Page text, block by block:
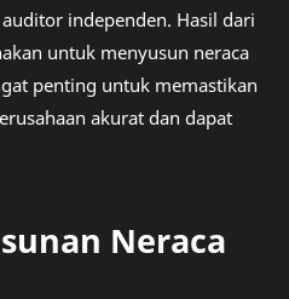
independen. Hasil dari
untuk menyusun neraca
penting untuk memastikan
akurat dan dapat
Neraca